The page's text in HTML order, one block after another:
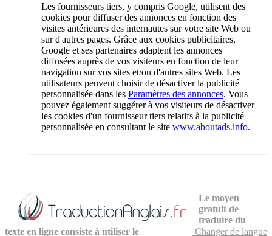
Les fournisseurs tiers, y compris Google, utilisent des
cookies pour diffuser des annonces en fonction des
visites antérieures des internautes sur votre site Web ou
sur d'autres pages. Grâce aux cookies publicitaires,
Google et ses partenaires adaptent les annonces
diffusées auprès de vos visiteurs en fonction de leur
navigation sur vos sites et/ou d'autres sites Web. Les
utilisateurs peuvent choisir de désactiver la publicité
personnalisée dans les Paramètres des annonces. Vous
pouvez également suggérer à vos visiteurs de désactiver
les cookies d'un fournisseur tiers relatifs à la publicité
personnalisée en consultant le site www.aboutads.info.
Changer de langue
Le moyen
gratuit de
traduire du
texte en ligne consiste à utiliser le